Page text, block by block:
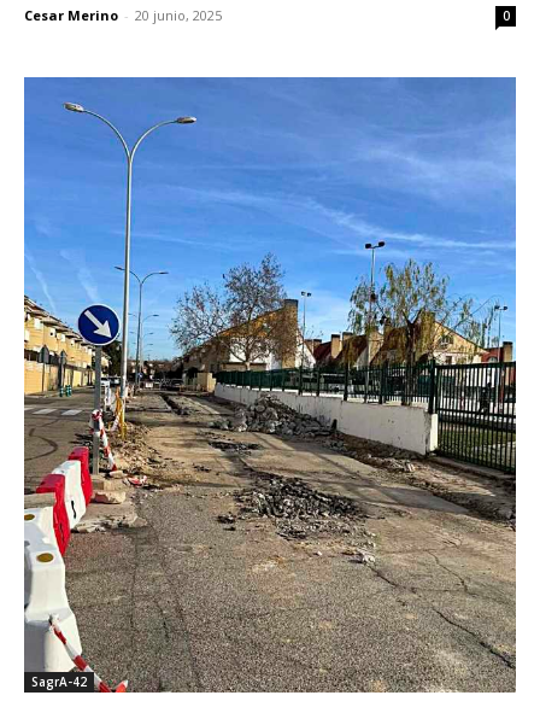
Cesar Merino - 20 junio, 2025 0
SagrA-42